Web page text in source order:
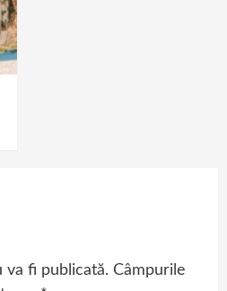
va fi publicată. Câmpurile